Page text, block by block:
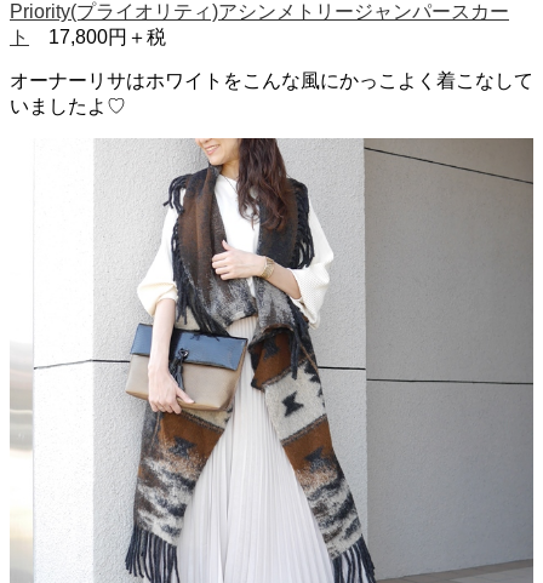
Priority(プライオリティ)アシンメトリージャンパースカー
ト
17,800円＋税
オーナーリサはホワイトをこんな風にかっこよく着こなして
いましたよ♡